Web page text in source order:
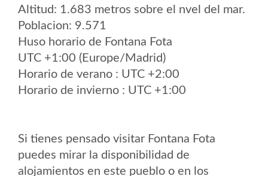
Altitud: 1.683 metros sobre el nvel del mar.
Poblacion: 9.571
Huso horario de Fontana Fota
UTC +1:00 (Europe/Madrid)
Horario de verano : UTC +2:00
Horario de invierno : UTC +1:00
Si tienes pensado visitar Fontana Fota
puedes mirar la disponibilidad de
alojamientos en este pueblo o en los